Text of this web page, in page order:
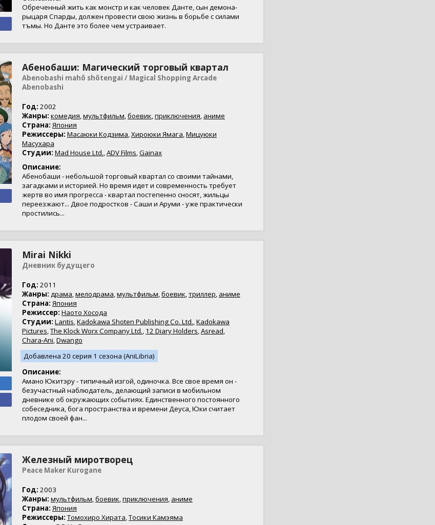
Обреченный жить как монстр и как человек Данте, сын демона-
рыцаря Спарды, должен провести свою жизнь в борьбе с силами
тъмы. Но Данте это более чем устраивает.
Абенобаши: Магический торговый квартал
Abenobashi mahô shôtengai / Magical Shopping Arcade
Abenobashi
Год: 2002
Жанры: комедия,мультфильм,боевик,приключения, аниме
Страна: Япония
Режиссеры: Масаюки Кодзима,Хироюки Ямага,Мицуюки
Масухара
Студии: Mad House Ltd.,ADV Films,Gainax
Описание:
Абенобаши - небольшой торговый квартал со своими тайнами,
загадками и историей. Но время идет и современность требует
жертв во имя прогресса - квартал постепенно сносят, жильцы
переезжают... Двое подростков - Саши и Аруми - уже практически
простились...
Mirai Nikki
Дневник будущего
Год: 2011
Жанры: драма,мелодрама,мультфильм,боевик,триллер, аниме
Страна: Япония
Режиссер: Наото Хосода
Студии: Lantis,Kadokawa Shoten Publishing Co. Ltd.,Kadokawa
Pictures,The Klock Worx Company Ltd., 12 Diary Holders,Asread,
Chara-Ani,Dwango
Добавлена 20 серия 1 сезона (AniLibria)
Описание:
Амано Юкитэру - типичный изгой, одиночка. Все свое время он -
безучастный наблюдатель, делающий записи в мобильном
дневнике об окружающих событиях. Единственного постоянного
собеседника, бога пространства и времени Деуса, Юки считает
плодом своей фан...
Железный миротворец
Peace Maker Kurogane
Год: 2003
Жанры: мультфильм,боевик,приключения, аниме
Страна: Япония
Режиссеры: Томохиро Хирата,Тосики Камэяма